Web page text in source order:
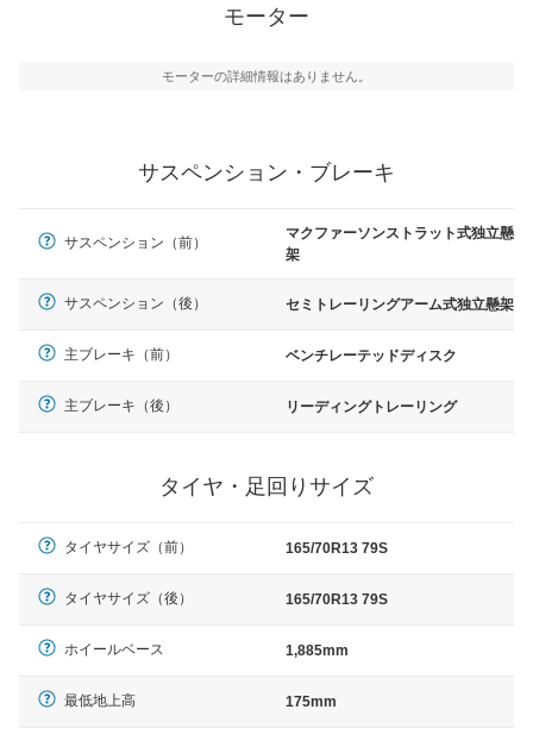
モーター
モーターの詳細情報はありません。
サスペンション・ブレーキ
サスペンション（前）
マクファーソンストラット式独立懸
架
サスペンション（後） セミトレーリングアーム式独立懸架
主ブレーキ（前） ベンチレーテッドディスク
主ブレーキ（後） リーディングトレーリング
タイヤ・足回りサイズ
タイヤサイズ（前） 165/70R13 79S
タイヤサイズ（後） 165/70R13 79S
ホイールベース 1,885mm
最低地上高 175mm